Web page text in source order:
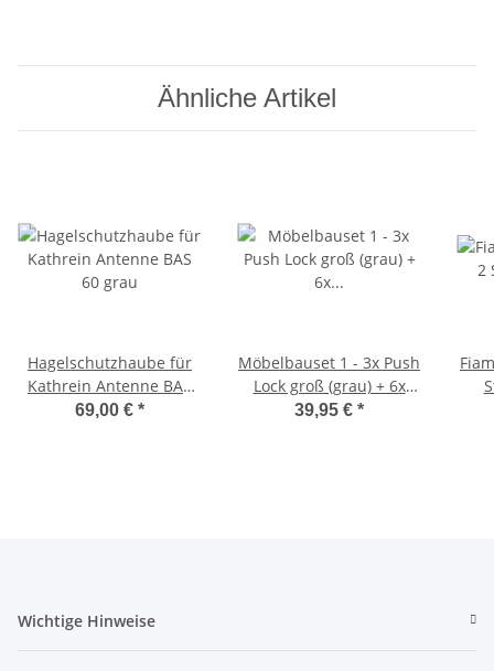
Ähnliche Artikel
Hagelschutzhaube für
Kathrein Antenne BAS
60 grau
69,00 € *
Möbelbauset 1 - 3x Push
Lock groß (grau) + 6x
Möbelscharnier
39,95 € *
Wichtige Hinweise